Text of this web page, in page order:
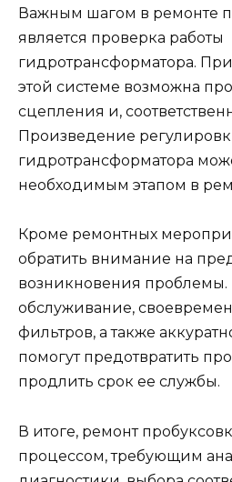
Важным шагом в ремонте
является проверка работы
гидротрансформатора.
этой системе возможна
сцепления и,
Произведение
гидротрансформатора
необходимым этапом в
Кроме ремонтных
обратить внимание на
возникновения проблемы.
обслуживание,
фильтров, а также
помогут предотвратить
продлить срок ее службы.
В итоге, ремонт
процессом, требующим